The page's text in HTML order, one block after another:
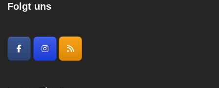
Folgt uns